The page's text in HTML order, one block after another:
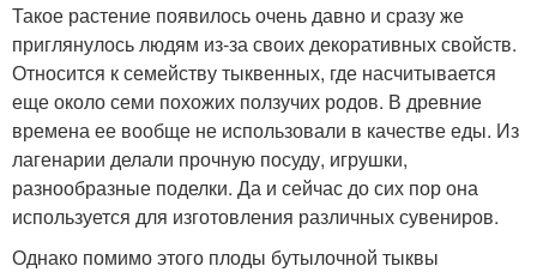
Такое растение появилось очень давно и сразу же
приглянулось людям из-за своих декоративных свойств.
Относится к семейству тыквенных, где насчитывается
еще около семи похожих ползучих родов. В древние
времена ее вообще не использовали в качестве еды. Из
лагенарии делали прочную посуду, игрушки,
разнообразные поделки. Да и сейчас до сих пор она
используется для изготовления различных сувениров.
Однако помимо этого плоды бутылочной тыквы